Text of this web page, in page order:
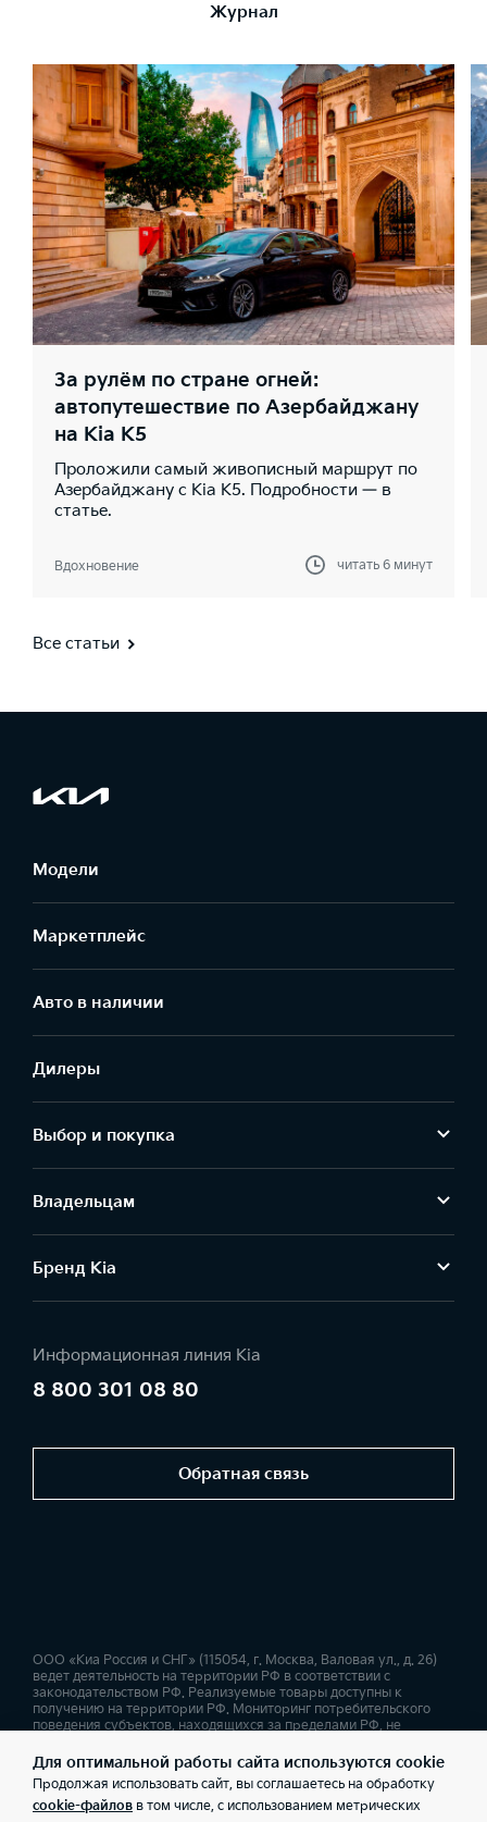
Журнал
За рулём по стране огней:
автопутешествие по Азербайджану
на Kia K5
Проложили самый живописный маршрут по
Азербайджану с Kia K5. Подробности — в
статье.
Вдохновение читать 6 минут
Все статьи
Модели
Маркетплейс
Aвто в наличии
Дилеры
Выбор и покупка
Владельцам
Бренд Kia
Информационная линия Kia
8 800 301 08 80
ООО «Киа Россия и СНГ» (115054, г. Москва, Валовая ул., д. 26)
ведет деятельность на территории РФ в соответствии с
законодательством РФ. Реализуемые товары доступны к
получению на территории РФ. Мониторинг потребительского
поведения субъектов, находящихся за пределами РФ, не
комплектациях и их наличии, ценах, возможных выгодах и
условиях приобретения доступна у дилеров Kia. Товар
сертифицирован. Не является публичной офертой.
Обратная связь
Для оптимальной работы сайта используются cookie
Продолжая использовать сайт, вы соглашаетесь на обработку
cookie-файлов в том числе, с использованием метрических